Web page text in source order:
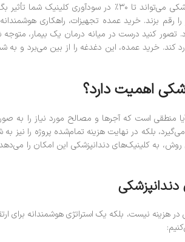
آیا می‌دانستید که مدیریت هزینه‌های تجهیزات دندانپزشکی
رقم بزند. خرید عمده تجهیزات، راهکاری
تصور کنید درست در میانه درمان یک بیمار،
کند. خرید عمده، این دغدغه را از بین می‌برد و به
اهمیت دارد؟
است که آجرها و مصالح مورد نیاز را به
می‌گیرد، بلکه در نهایت هزینه تمام‌شده پروژه را
به کلینیک‌های دندانپزشکی این امکان را
هزینه نیست، بلکه یک استراتژی هوشمندانه برای